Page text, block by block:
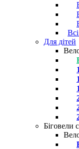
Для дітей
Біговели